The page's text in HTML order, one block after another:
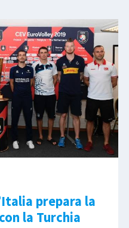
prepara la
la Turchia